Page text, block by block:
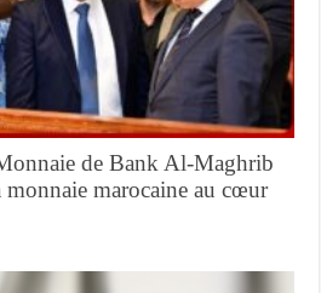
de Bank Al-Maghrib
monnaie marocaine au cœur